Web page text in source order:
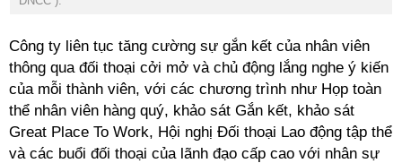
Công ty liên tục tăng cường sự gắn kết của nhân viên
thông qua đối thoại cởi mở và chủ động lắng nghe ý kiến
của mỗi thành viên, với các chương trình như Họp toàn
thể nhân viên hàng quý, khảo sát Gắn kết, khảo sát
Great Place To Work, Hội nghị Đối thoại Lao động tập thể
và các buổi đối thoại của lãnh đạo cấp cao với nhân sự